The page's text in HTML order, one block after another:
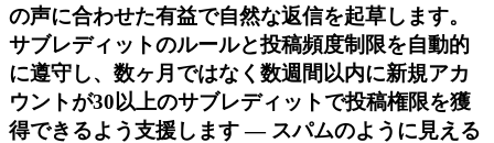
の声に合わせた有益で自然な返信を起草します。
サブレディットのルールと投稿頻度制限を自動的
に遵守し、数ヶ月ではなく数週間以内に新規アカ
ウントが30以上のサブレディットで投稿権限を獲
得できるよう支援します — スパムのように見える